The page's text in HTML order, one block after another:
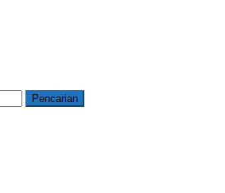
Pencarian